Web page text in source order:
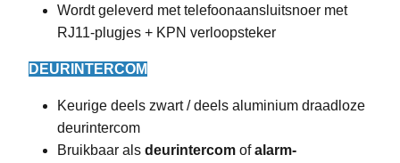
Wordt geleverd met telefoonaansluitsnoer met
RJ11-plugjes + KPN verloopsteker
DEURINTERCOM
Keurige deels zwart / deels aluminium draadloze
deurintercom
Bruikbaar als deurintercom ofalarm-